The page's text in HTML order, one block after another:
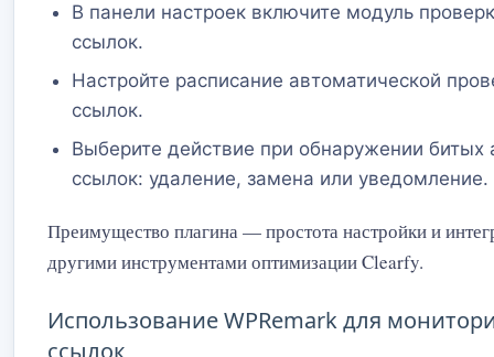
В панели настроек включите модуль
ссылок.
Настройте расписание автоматической
ссылок.
Выберите действие при обнаружении битых
ссылок: удаление, замена или уведомление.
Преимущество плагина — простота настройки и
другими инструментами оптимизации Clearfy.
Использование WPRemark для
ссылок